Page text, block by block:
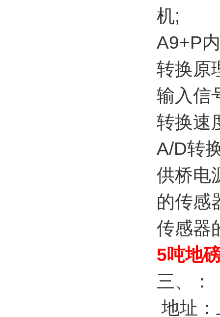
机;
A9+P
转换原
输入信
转换速
A/D转
供桥电
的传感
传感器
5吨地
三、：
地址